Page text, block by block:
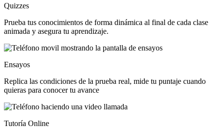
Quizzes
Prueba tus conocimientos de forma dinámica al final de cada clase
animada y asegura tu aprendizaje.
Ensayos
Replica las condiciones de la prueba real, mide tu puntaje cuando
quieras para conocer tu avance
Tutoría Online